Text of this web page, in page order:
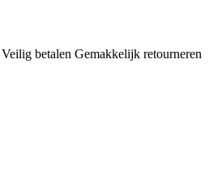
Veilig betalen Gemakkelijk retourneren